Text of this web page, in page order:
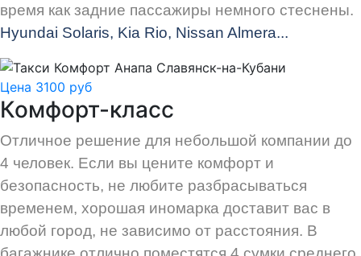
время как задние пассажиры немного стеснены.
Hyundai Solaris, Kia Rio, Nissan Almera...
Цена 3100 руб
Комфорт-класс
Отличное решение для небольшой компании до
4 человек. Если вы цените комфорт и
безопасность, не любите разбрасываться
временем, хорошая иномарка доставит вас в
любой город, не зависимо от расстояния. В